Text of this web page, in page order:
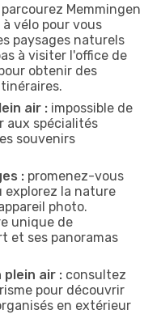
parcourez Memmingen
vélo pour vous
paysages naturels
à visiter l'office de
obtenir des
air : impossible de
aux spécialités
souvenirs
: promenez-vous
explorez la nature
photo.
unique de
et ses panoramas
air : consultez
pour découvrir
en extérieur